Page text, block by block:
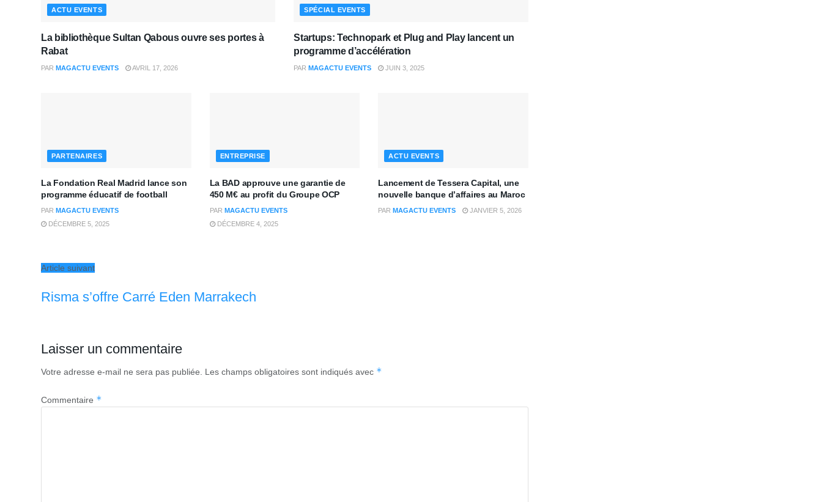
ACTU EVENTS
La bibliothèque Sultan Qabous ouvre ses portes à
Rabat
PAR MAGACTU EVENTS AVRIL 17, 2026
SPÉCIAL EVENTS
Startups: Technopark et Plug and Play lancent un
programme d’accélération
PAR MAGACTU EVENTS JUIN 3, 2025
PARTENAIRES
La Fondation Real Madrid lance son
programme éducatif de football
PAR MAGACTU EVENTS
DÉCEMBRE 5, 2025
ENTREPRISE
La BAD approuve une garantie de
450 M€ au profit du Groupe OCP
PAR MAGACTU EVENTS
DÉCEMBRE 4, 2025
ACTU EVENTS
Lancement de Tessera Capital, une
nouvelle banque d’affaires au Maroc
PAR MAGACTU EVENTS JANVIER 5, 2026
Article suivant
Risma s’offre Carré Eden Marrakech
Laisser un commentaire
Votre adresse e-mail ne sera pas publiée. Les champs obligatoires sont indiqués avec *
Commentaire *